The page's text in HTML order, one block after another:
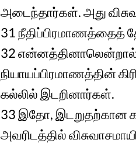
அடைந்தார்கள். அது
31நீதிப்பிரமாணத்தைத்
32
நியாயப்பிரமாணத்தின்
கல்லில் இடறினார்கள்.
33 இதோ, இடறுதற்கான
அவரிடத்தில்